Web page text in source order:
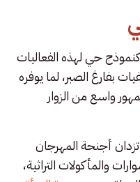
حي لهذه الفعاليات
بفارغ الصبر، لما يوفره
واسع من الزوار
أجنحة المهرجان
والمأكولات التراثية،